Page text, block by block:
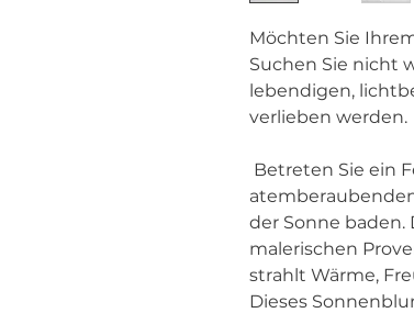
Möchten Sie
Suchen Sie nicht
lebendigen,
verlieben werden.
der Sonne baden.
malerischen
strahlt Wärme,
Dieses